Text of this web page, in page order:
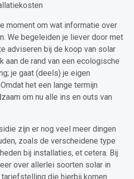
moment om wat informatie over
We begeleiden je liever door met
adviseren bij de koop van solar
aan de rand van een ecologische
je gaat (deels) je eigen
het een lange termijn
om nu alle ins en outs van
zijn er nog veel meer dingen
zoals de verscheidene type
bij installaties, et cetera. Bij
over allerlei soorten solar in
die hierbij komen